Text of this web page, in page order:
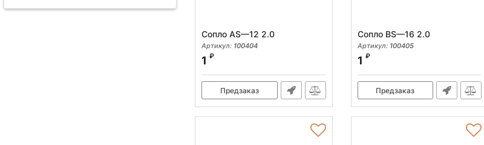
Сопло AS—12 2.0
Артикул: 100404
1 ₽
Предзаказ
Сопло BS—16 2.0
Артикул: 100405
1 ₽
Предзаказ